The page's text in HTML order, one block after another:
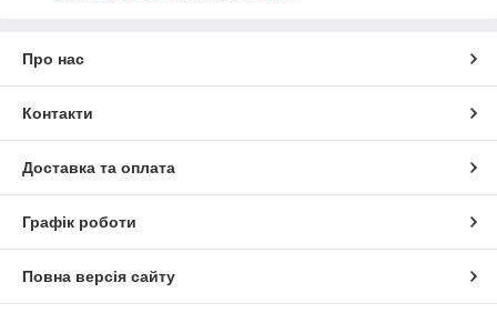
Про нас
Контакти
Доставка та оплата
Графік роботи
Повна версія сайту